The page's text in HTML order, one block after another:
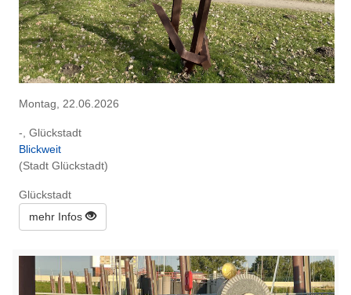
Montag, 22.06.2026
-, Glückstadt
Blickweit
(Stadt Glückstadt)
Glückstadt
mehr Infos